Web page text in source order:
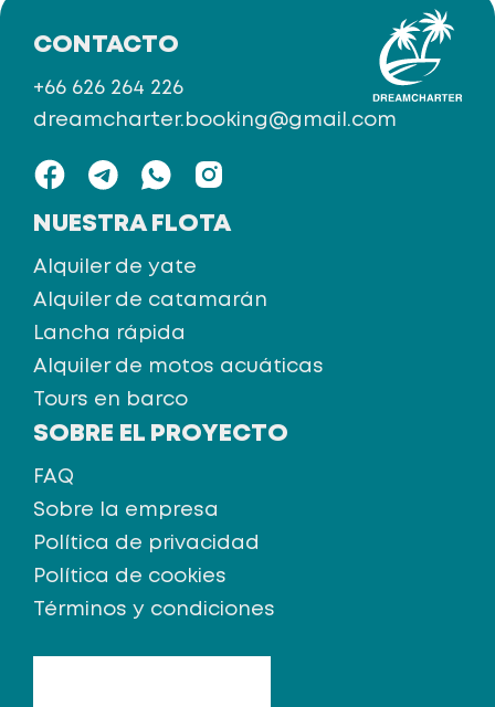
NUESTRA FLOTA
Alquiler de yate
Alquiler de catamarán
Lancha rápida
Alquiler de motos acuáticas
Tours en barco
SOBRE EL PROYECTO
FAQ
Sobre la empresa
Política de privacidad
Política de cookies
Términos y condiciones
CONTACTO
+66 626 264 226
dreamcharter.booking@gmail.com